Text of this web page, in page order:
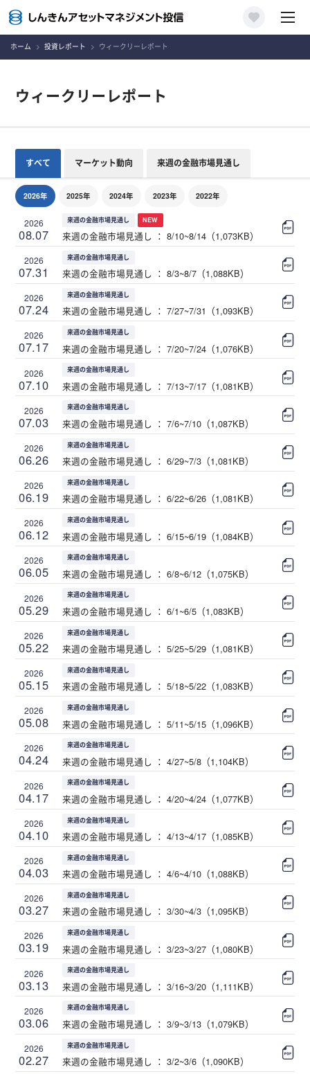
ホーム 投資レポート ウィークリーレポート
ウィークリーレポート
すべて マーケット動向 来週の金融市場見通し
2026年 2025年 2024年 2023年 2022年
2026
08.07
来週の金融市場見通し NEW
来週の金融市場見通し ： 8/10~8/14（1,073KB）
2026
07.31
来週の金融市場見通し
来週の金融市場見通し ： 8/3~8/7（1,088KB）
2026
07.24
来週の金融市場見通し
来週の金融市場見通し ： 7/27~7/31（1,093KB）
2026
07.17
来週の金融市場見通し
来週の金融市場見通し ： 7/20~7/24（1,076KB）
2026
07.10
来週の金融市場見通し
来週の金融市場見通し ： 7/13~7/17（1,081KB）
2026
07.03
来週の金融市場見通し
来週の金融市場見通し ： 7/6~7/10（1,087KB）
2026
06.26
来週の金融市場見通し
来週の金融市場見通し ： 6/29~7/3（1,081KB）
2026
06.19
来週の金融市場見通し
来週の金融市場見通し ： 6/22~6/26（1,081KB）
2026
06.12
来週の金融市場見通し
来週の金融市場見通し ： 6/15~6/19（1,084KB）
2026
06.05
来週の金融市場見通し
来週の金融市場見通し ： 6/8~6/12（1,075KB）
2026
05.29
来週の金融市場見通し
来週の金融市場見通し ： 6/1~6/5（1,083KB）
2026
05.22
来週の金融市場見通し
来週の金融市場見通し ： 5/25~5/29（1,081KB）
2026
05.15
来週の金融市場見通し
来週の金融市場見通し ： 5/18~5/22（1,083KB）
2026
05.08
来週の金融市場見通し
来週の金融市場見通し ： 5/11~5/15（1,096KB）
2026
04.24
来週の金融市場見通し
来週の金融市場見通し ： 4/27~5/8（1,104KB）
2026
04.17
来週の金融市場見通し
来週の金融市場見通し ： 4/20~4/24（1,077KB）
2026
04.10
来週の金融市場見通し
来週の金融市場見通し ： 4/13~4/17（1,085KB）
2026
04.03
来週の金融市場見通し
来週の金融市場見通し ： 4/6~4/10（1,088KB）
2026
03.27
来週の金融市場見通し
来週の金融市場見通し ： 3/30~4/3（1,095KB）
2026
03.19
来週の金融市場見通し
来週の金融市場見通し ： 3/23~3/27（1,080KB）
2026
03.13
来週の金融市場見通し
来週の金融市場見通し ： 3/16~3/20（1,111KB）
2026
03.06
来週の金融市場見通し
来週の金融市場見通し ： 3/9~3/13（1,079KB）
2026
02.27
来週の金融市場見通し
来週の金融市場見通し ： 3/2~3/6（1,090KB）